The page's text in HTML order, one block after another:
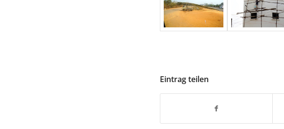
Eintrag teilen